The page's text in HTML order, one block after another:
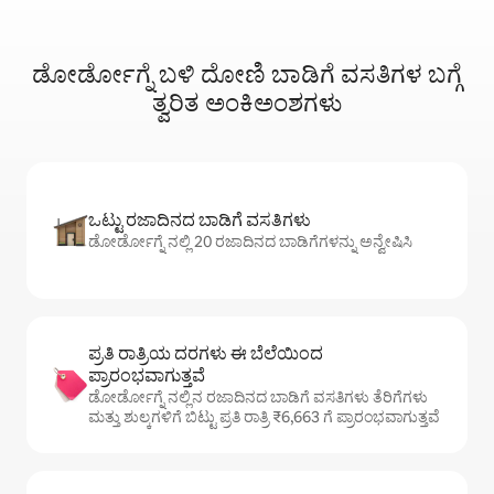
ಡೋರ್ಡೋಗ್ನೆ ಬಳಿ ದೋಣಿ ಬಾಡಿಗೆ ವಸತಿಗಳ ಬಗ್ಗೆ
ತ್ವರಿತ ಅಂಕಿಅಂಶಗಳು
ಒಟ್ಟು ರಜಾದಿನದ ಬಾಡಿಗೆ ವಸತಿಗಳು
ಡೋರ್ಡೋಗ್ನೆ ನಲ್ಲಿ 20 ರಜಾದಿನದ ಬಾಡಿಗೆಗಳನ್ನು ಅನ್ವೇಷಿಸಿ
ಪ್ರತಿ ರಾತ್ರಿಯ ದರಗಳು ಈ ಬೆಲೆಯಿಂದ
ಪ್ರಾರಂಭವಾಗುತ್ತವೆ
ಡೋರ್ಡೋಗ್ನೆ ನಲ್ಲಿನ ರಜಾದಿನದ ಬಾಡಿಗೆ ವಸತಿಗಳು ತೆರಿಗೆಗಳು
ಮತ್ತು ಶುಲ್ಕಗಳಿಗೆ ಬಿಟ್ಟು ಪ್ರತಿ ರಾತ್ರಿ ₹6,663 ಗೆ ಪ್ರಾರಂಭವಾಗುತ್ತವೆ